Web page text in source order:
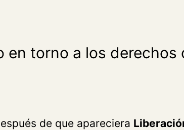
en torno a los derechos
de que apareciera